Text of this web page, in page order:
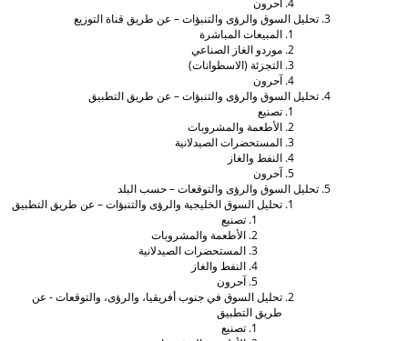
تحليل السوق والرؤى والتنبؤات – عن طريق قناة التوزيع
المبيعات المباشرة
موردو الغاز الصناعي
التجزئة (الاسطوانات)
تحليل السوق والرؤى والتنبؤات – عن طريق التطبيق
الأطعمة والمشروبات
المستحضرات الصيدلانية
النفط والغاز
تحليل السوق والرؤى والتوقعات – حسب البلد
تحليل السوق الخليجية والرؤى والتنبؤات – عن طريق التطبيق
الأطعمة والمشروبات
المستحضرات الصيدلانية
النفط والغاز
تحليل السوق في جنوب أفريقيا، والرؤى، والتوقعات - عن
طريق التطبيق